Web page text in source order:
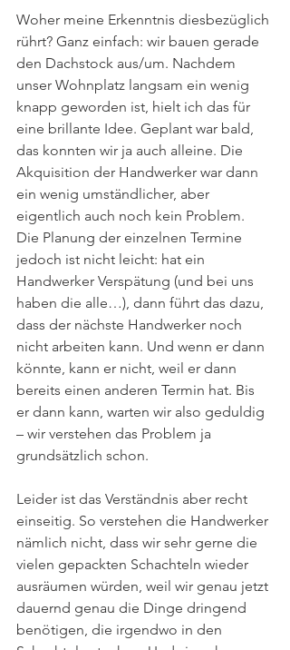
Woher meine Erkenntnis diesbezüglich
rührt? Ganz einfach: wir bauen gerade
den Dachstock aus/um. Nachdem
unser Wohnplatz langsam ein wenig
knapp geworden ist, hielt ich das für
eine brillante Idee. Geplant war bald,
das konnten wir ja auch alleine. Die
Akquisition der Handwerker war dann
ein wenig umständlicher, aber
eigentlich auch noch kein Problem.
Die Planung der einzelnen Termine
jedoch ist nicht leicht: hat ein
Handwerker Verspätung (und bei uns
haben die alle…), dann führt das dazu,
dass der nächste Handwerker noch
nicht arbeiten kann. Und wenn er dann
könnte, kann er nicht, weil er dann
bereits einen anderen Termin hat. Bis
er dann kann, warten wir also geduldig
– wir verstehen das Problem ja
grundsätzlich schon.
Leider ist das Verständnis aber recht
einseitig. So verstehen die Handwerker
nämlich nicht, dass wir sehr gerne die
vielen gepackten Schachteln wieder
ausräumen würden, weil wir genau jetzt
dauernd genau die Dinge dringend
benötigen, die irgendwo in den